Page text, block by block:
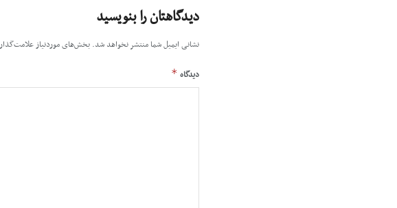
دیدگاهتان را بنویسید
نشانی ایمیل شما منتشر نخواهد شد.بخش‌های موردنیاز
دیدگاه *